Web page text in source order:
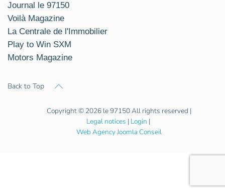
Journal le 97150
Voilà Magazine
La Centrale de l'Immobilier
Play to Win SXM
Motors Magazine
Back to Top
Copyright © 2026 le 97150 All rights reserved |
Legal notices | Login |
Web Agency Joomla Conseil